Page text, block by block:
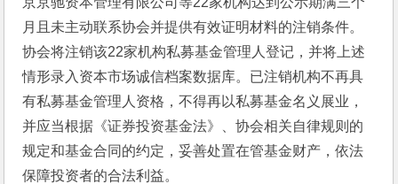
月且未主动联系协会并提供有效证明材料的注销条件。
协会将注销该22家机构私募基金管理人登记，并将上述
情形录入资本市场诚信档案数据库。已注销机构不再具
有私募基金管理人资格，不得再以私募基金名义展业，
并应当根据《证券投资基金法》、协会相关自律规则的
规定和基金合同的约定，妥善处置在管基金财产，依法
保障投资者的合法利益。